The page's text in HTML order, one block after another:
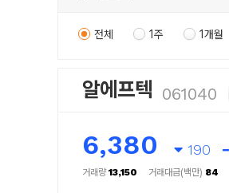
전체 1주 1개월
알에프텍 061040
6,380 190
거래량13,150 거래대금(백만) 84